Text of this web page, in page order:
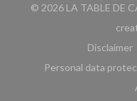
© 2026 LA TABLE DE
Disclaimer
Personal data